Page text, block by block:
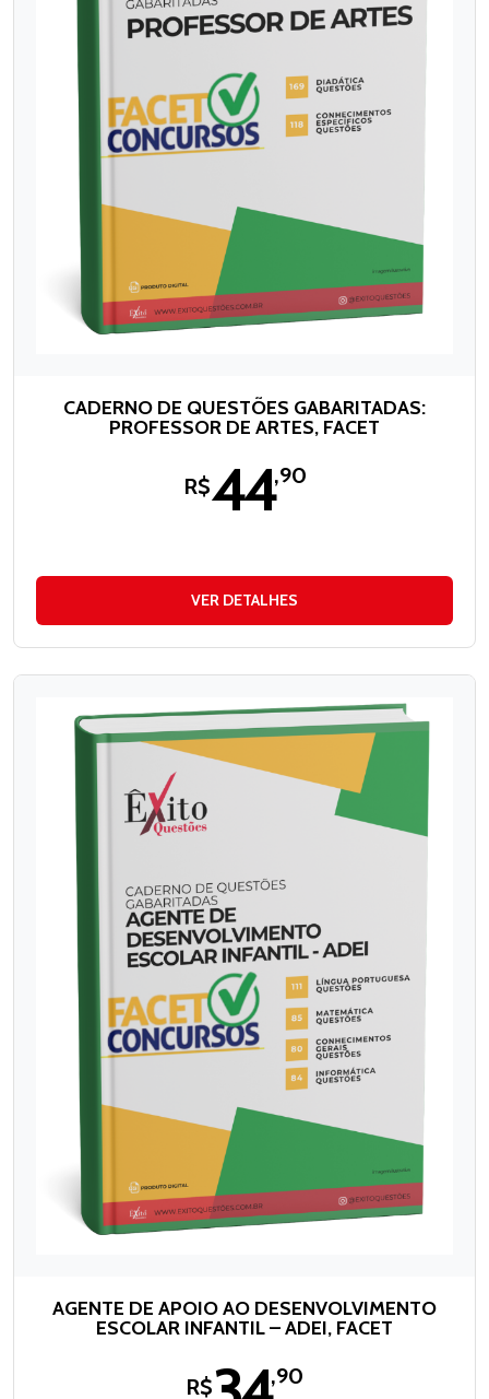
CADERNO DE QUESTÕES GABARITADAS:
PROFESSOR DE ARTES, FACET
R$44,90
VER DETALHES
AGENTE DE APOIO AO DESENVOLVIMENTO
ESCOLAR INFANTIL – ADEI, FACET
R$ ,90